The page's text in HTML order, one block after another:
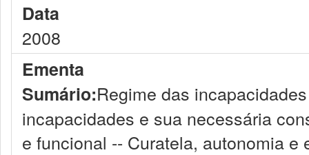
Data
2008
Ementa
Sumário:Regime das
incapacidades e sua necessária
e funcional -- Curatela, autonomia